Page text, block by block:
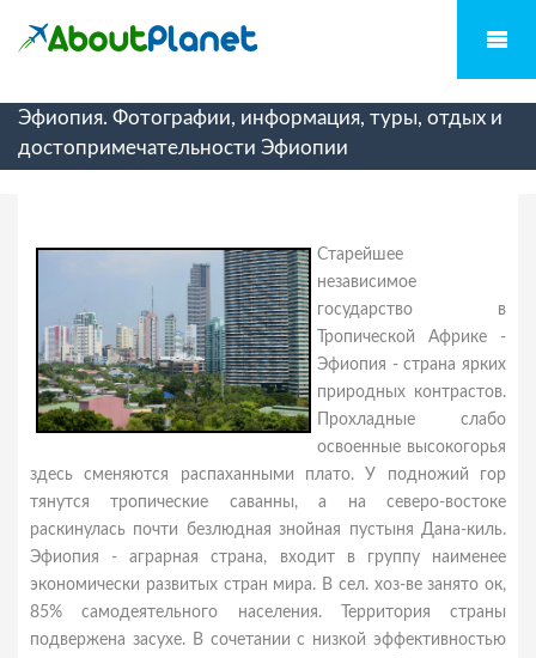
Эфиопия. Фотографии, информация, туры, отдых и
достопримечательности Эфиопии
Старейшее
независимое
государство в
Тропической Африке -
Эфиопия - страна ярких
природных контрастов.
Прохладные слабо
освоенные высокогорья
здесь сменяются распаханными плато. У подножий гор
тянутся тропические саванны, а на северо-востоке
раскинулась почти безлюдная знойная пустыня Дана-киль.
Эфиопия - аграрная страна, входит в группу наименее
экономически развитых стран мира. В сел. хоз-ве занято ок,
85% самодеятельного населения. Территория страны
подвержена засухе. В сочетании с низкой эффективностью